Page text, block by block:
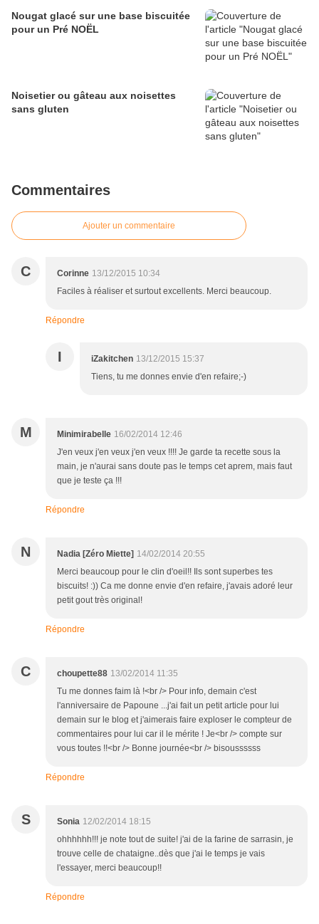
Nougat glacé sur une base biscuitée
pour un Pré NOËL
Noisetier ou gâteau aux noisettes
sans gluten
Commentaires
Ajouter un commentaire
C Corinne 13/12/2015 10:34
Faciles à réaliser et surtout excellents. Merci beaucoup.
Répondre
I iZakitchen 13/12/2015 15:37
Tiens, tu me donnes envie d'en refaire;-)
M Minimirabelle 16/02/2014 12:46
J'en veux j'en veux j'en veux !!!! Je garde ta recette sous la
main, je n'aurai sans doute pas le temps cet aprem, mais faut
que je teste ça !!!
Répondre
N Nadia [Zéro Miette] 14/02/2014 20:55
Merci beaucoup pour le clin d'oeil!! Ils sont superbes tes
biscuits! :)) Ca me donne envie d'en refaire, j'avais adoré leur
petit gout très original!
Répondre
C choupette88 13/02/2014 11:35
Tu me donnes faim là !<br /> Pour info, demain c'est
l'anniversaire de Papoune ...j'ai fait un petit article pour lui
demain sur le blog et j'aimerais faire exploser le compteur de
commentaires pour lui car il le mérite ! Je<br /> compte sur
vous toutes !!<br /> Bonne journée<br /> bisoussssss
Répondre
S Sonia 12/02/2014 18:15
ohhhhhh!!! je note tout de suite! j'ai de la farine de sarrasin, je
trouve celle de chataigne..dès que j'ai le temps je vais
l'essayer, merci beaucoup!!
Répondre